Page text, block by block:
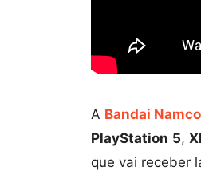
A Bandai
PlayStation 5,
que vai receber